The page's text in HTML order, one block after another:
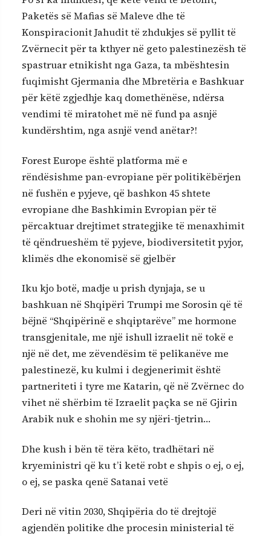
Paketës së Mafias së Maleve dhe të
Konspiracionit Jahudit të zhdukjes së pyllit të
Zvërnecit për ta kthyer në geto palestinezësh të
spastruar etnikisht nga Gaza, ta mbështesin
fuqimisht Gjermania dhe Mbretëria e Bashkuar
për këtë zgjedhje kaq domethënëse, ndërsa
vendimi të miratohet më në fund pa asnjë
kundërshtim, nga asnjë vend anëtar?!
Forest Europe është platforma më e
rëndësishme pan-evropiane për politikëbërjen
në fushën e pyjeve, që bashkon 45 shtete
evropiane dhe Bashkimin Evropian për të
përcaktuar drejtimet strategjike të menaxhimit
të qëndrueshëm të pyjeve, biodiversitetit pyjor,
klimës dhe ekonomisë së gjelbër
Iku kjo botë, madje u prish dynjaja, se u
bashkuan në Shqipëri Trumpi me Sorosin që të
bëjnë “Shqipërinë e shqiptarëve” me hormone
transgjenitale, me një ishull izraelit në tokë e
një në det, me zëvendësim të pelikanëve me
palestinezë, ku kulmi i degjenerimit është
partneriteti i tyre me Katarin, që në Zvërnec do
vihet në shërbim të Izraelit paçka se në Gjirin
Arabik nuk e shohin me sy njëri-tjetrin…
Dhe kush i bën të tëra këto, tradhëtari në
kryeministri që ku t’i ketë robt e shpis o ej, o ej,
o ej, se paska qenë Satanai vetë
Deri në vitin 2030, Shqipëria do të drejtojë
agjendën politike dhe procesin ministerial të